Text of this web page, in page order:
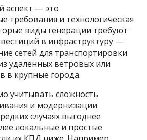
аспект — это
требования и технологическая
виды генерации требуют
в инфраструктуру —
сетей для транспортировки
удалённых ветровых или
в крупные города.
учитывать сложность
и модернизации
случаях выгоднее
локальные и простые